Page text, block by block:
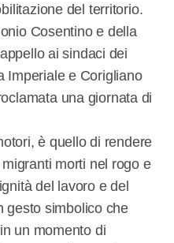
del territorio.
Cosentino e della
ai sindaci dei
Imperiale e Corigliano
una giornata di
è quello di rendere
morti nel rogo e
del lavoro e del
gesto simbolico che
un momento di